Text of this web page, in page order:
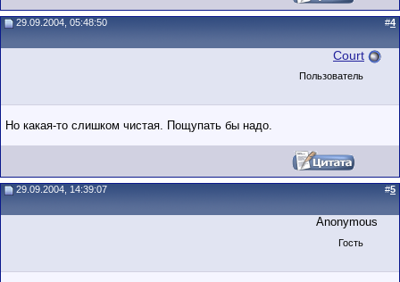
29.09.2004, 05:48:50 #4
Court
Пользователь
Но какая-то слишком чистая. Пощупать бы надо.
29.09.2004, 14:39:07 #5
Anonymous
Гость